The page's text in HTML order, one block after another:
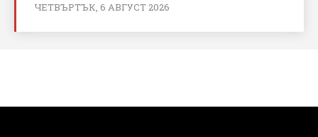
ЧЕТВЪРТЪК, 6 АВГУСТ 2026